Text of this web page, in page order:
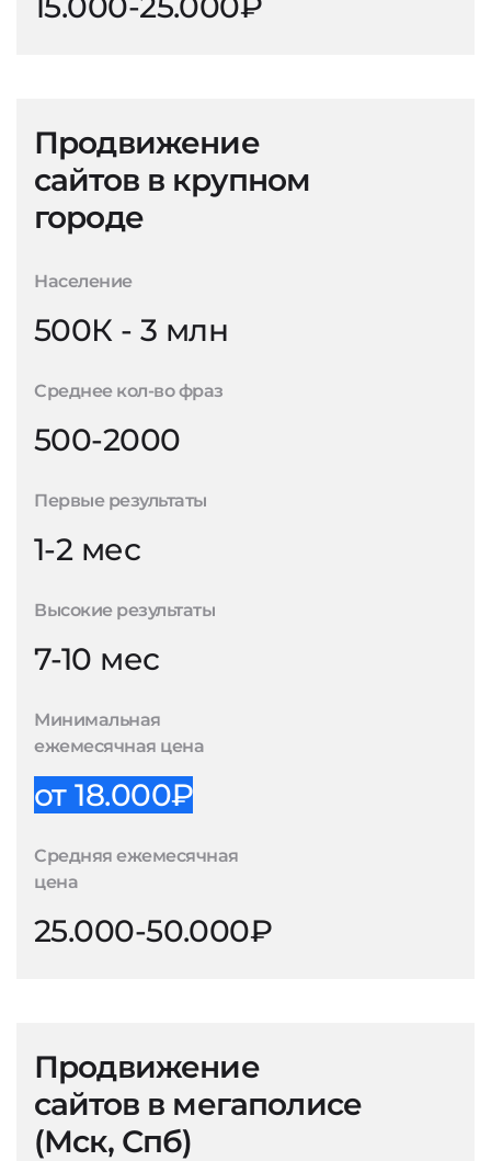
Продвижение
сайтов в крупном
городе
Население
500К - 3 млн
Среднее кол-во фраз
500-2000
Первые результаты
1-2 мес
Высокие результаты
7-10 мес
Минимальная
ежемесячная цена
от 18.000₽
Средняя ежемесячная
цена
25.000-50.000₽
Продвижение
сайтов в мегаполисе
(Мск, Спб)